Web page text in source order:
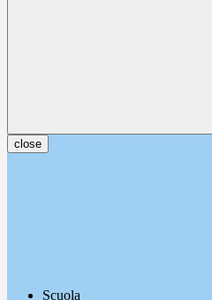
close
Scuola